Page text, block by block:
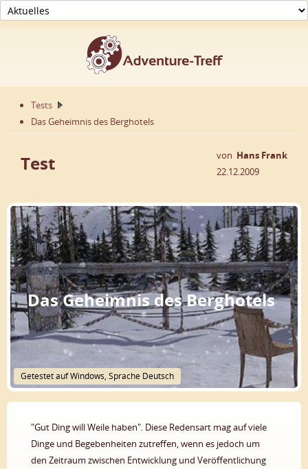
Tests
Das Geheimnis des Berghotels
Test von Hans Frank
22.12.2009
Das Geheimnis des Berghotels
Getestet auf Windows, Sprache Deutsch
"Gut Ding will Weile haben". Diese Redensart mag auf viele
Dinge und Begebenheiten zutreffen, wenn es jedoch um
den Zeitraum zwischen Entwicklung und Veröffentlichung